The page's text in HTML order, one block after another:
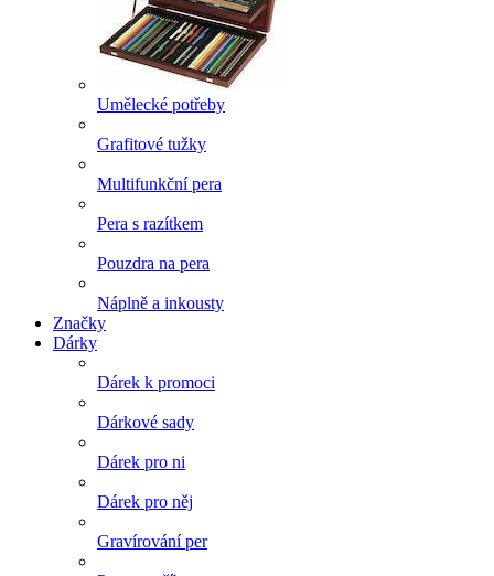
Umělecké potřeby
Grafitové tužky
Multifunkční pera
Pera s razítkem
Pouzdra na pera
Náplně a inkousty
Značky
Dárky
Dárek k promoci
Dárkové sady
Dárek pro ni
Dárek pro něj
Gravírování per